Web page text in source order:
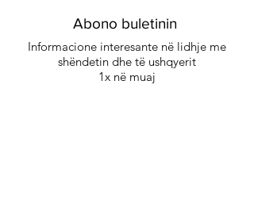
Abono buletinin
Informacione interesante në lidhje me
shëndetin dhe të ushqyerit
1x në muaj